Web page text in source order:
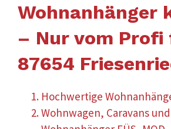
Wohnanhänger
– Nur vom
87654
Hochwertige
Wohnwagen, Caravans und